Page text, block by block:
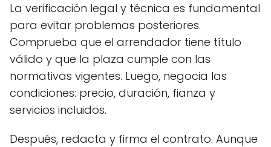
La verificación legal y técnica es fundamental
para evitar problemas posteriores.
Comprueba que el arrendador tiene título
válido y que la plaza cumple con las
normativas vigentes. Luego, negocia las
condiciones: precio, duración, fianza y
servicios incluidos.
Después, redacta y firma el contrato. Aunque